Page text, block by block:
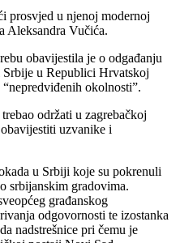
prosvjed u njenoj modernoj
Aleksandra Vučića.
obavijestila je o odgađanju
u Republici Hrvatskoj
okolnosti”.
održati u zagrebačkoj
uzvanike i
u Srbiji koje su pokrenuli
srbijanskim gradovima.
građanskog
odgovornosti te izostanka
nadstrešnice pri čemu je